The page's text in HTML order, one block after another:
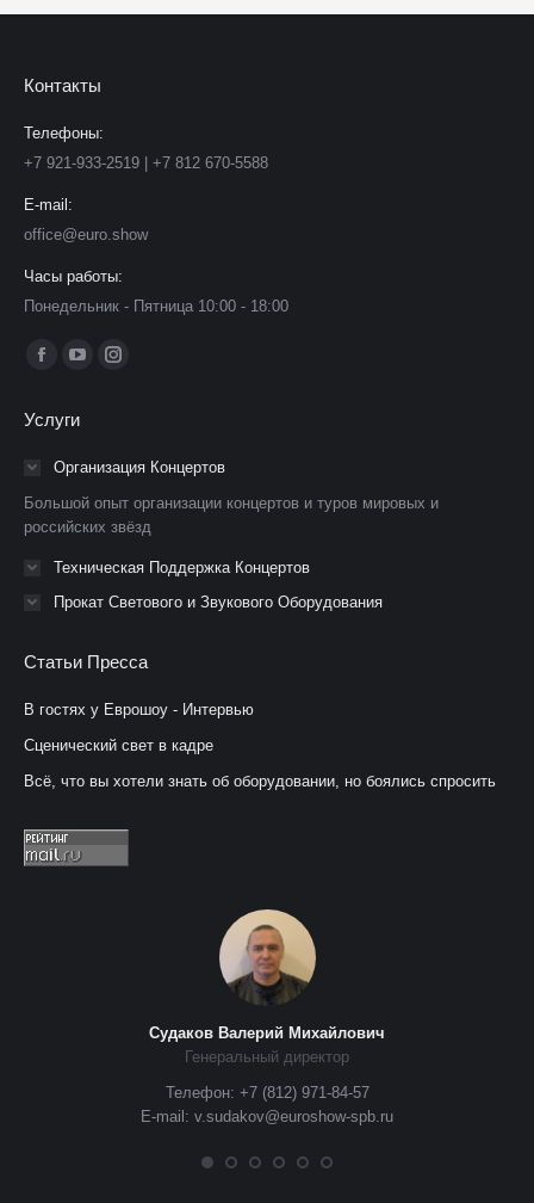
Контакты
Телефоны:
+7 921-933-2519 | +7 812 670-5588
E-mail:
office@euro.show
Часы работы:
Понедельник - Пятница 10:00 - 18:00
Ищите нас:
Страница
открывается
окне
Страница
открывается
в
окне
Страница
в
окне
Услуги
Организация Концертов
Большой опыт организации концертов и туров мировых и
российских звёзд
Техническая Поддержка Концертов
Прокат Светового и Звукового Оборудования
Статьи Пресса
В гостях у Еврошоу - Интервью
Сценический свет в кадре
Всё, что вы хотели знать об оборудовании, но боялись спросить
Судаков Валерий Михайлович
Генеральный директор
Телефон: +7 (812) 971-84-57
E-mail: v.sudakov@euroshow-spb.ru